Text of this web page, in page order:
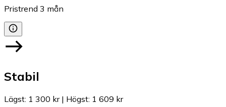
Pristrend 3 mån
Stabil
Lägst: 1 300 kr| Högst: 1 609 kr